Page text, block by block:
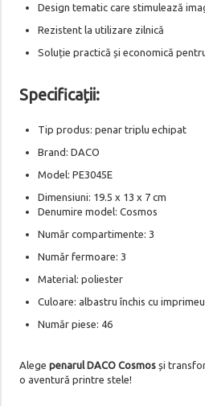
Design tematic care stimulează
Rezistent la utilizare zilnică
Soluție practică și economică
Specificații:
Tip produs: penar triplu echipat
Brand: DACO
Model: PE3045E
Dimensiuni: 19.5 x 13 x 7 cm
Denumire model: Cosmos
Număr compartimente: 3
Număr fermoare: 3
Material: poliester
Culoare: albastru închis cu
Număr piese: 46
Alege penarul DACO Cosmosși
o aventură printre stele!